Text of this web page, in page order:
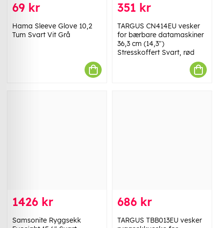
69 kr
Hama Sleeve Glove 10,2
Tum Svart Vit Grå
351 kr
TARGUS CN414EU vesker
for bærbare datamaskiner
36,3 cm (14,3")
Stresskoffert Svart, rød
1426 kr
Samsonite Ryggsekk
686 kr
TARGUS TBB013EU vesker